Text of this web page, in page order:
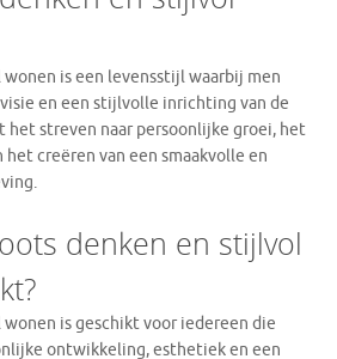
is een levensstijl waarbij men
en een stijlvolle inrichting van de
het streven naar persoonlijke groei, het
het creëren van een smaakvolle en
denken en stijlvol
is geschikt voor iedereen die
ontwikkeling, esthetiek en een